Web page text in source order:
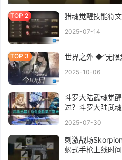
猎魂觉醒技能符
2025-07-14
世界之外
2025-10-06
斗罗大陆武魂觉
过？斗罗大陆武
2025-07-30
刺激战场
蝎式手枪上线时